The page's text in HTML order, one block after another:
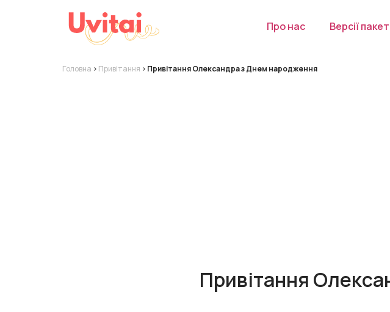
Про нас Версії
Головна > Привітання > Привітання Олександра з Днем народження
Привітання